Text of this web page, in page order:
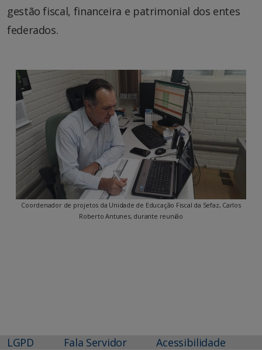
gestão fiscal, financeira e patrimonial dos entes
federados.
Coordenador de projetos da Unidade de Educação Fiscal da Sefaz, Carlos
Roberto Antunes, durante reunião
LGPD Fala Servidor Acessibilidade